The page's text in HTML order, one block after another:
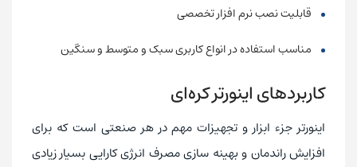
قابلیت نصب نرم افزار تخصصی
مناسب استفاده در انواع کاربری سبک و متوسط و سنگین
کاربردهای اینورتر کره‌ای
اینورتر جزء ابزار و تجهیزات مهم در هر صنعتی است که برای
افزایش راندمان و بهینه سازی مصرف انرژی کارایی بسیار زیادی